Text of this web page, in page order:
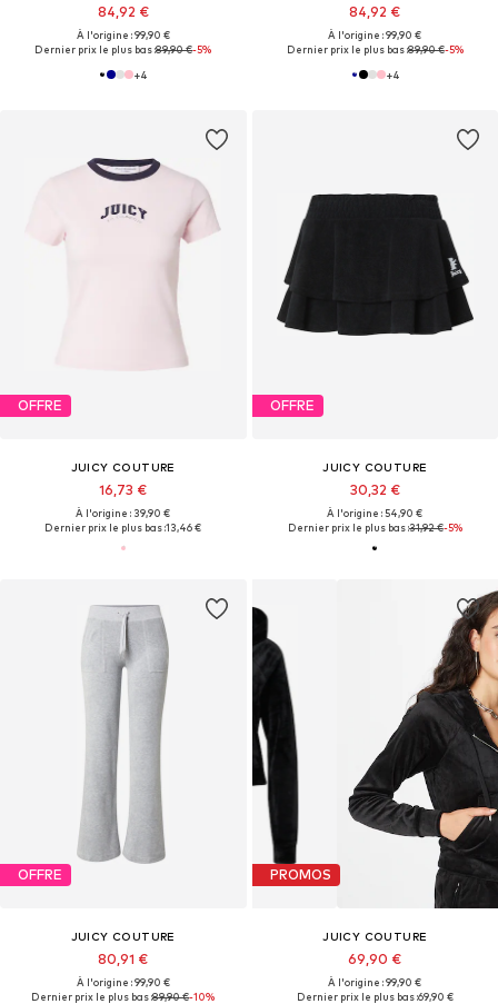
84,92 €
À l'origine : 99,90 €
Dernier prix le plus bas :89,90 €-5%
+4
84,92 €
À l'origine : 99,90 €
Dernier prix le plus bas :89,90 €-5%
+4
OFFRE
JUICY COUTURE
16,73 €
À l'origine : 39,90 €
Dernier prix le plus bas :13,46 €
OFFRE
JUICY COUTURE
30,32 €
À l'origine : 54,90 €
Dernier prix le plus bas :31,92 €-5%
OFFRE
JUICY COUTURE
80,91 €
À l'origine : 99,90 €
Dernier prix le plus bas :89,90 €-10%
PROMOS
JUICY COUTURE
69,90 €
À l'origine : 99,90 €
Dernier prix le plus bas :69,90 €